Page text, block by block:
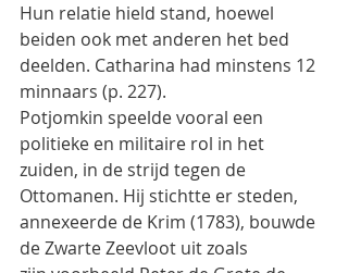
Hun relatie hield stand, hoewel
beiden ook met anderen het bed
deelden. Catharina had minstens 12
minnaars (p. 227).
Potjomkin speelde vooral een
politieke en militaire rol in het
zuiden, in de strijd tegen de
Ottomanen. Hij stichtte er steden,
annexeerde de Krim (1783), bouwde
de Zwarte Zeevloot uit zoals